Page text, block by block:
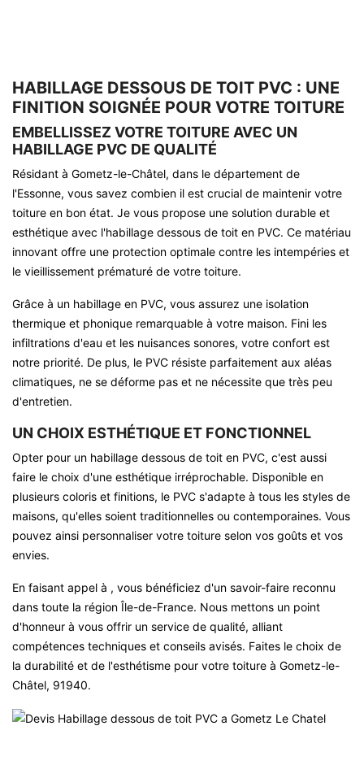
HABILLAGE DESSOUS DE TOIT PVC : UNE
FINITION SOIGNÉE POUR VOTRE TOITURE
EMBELLISSEZ VOTRE TOITURE AVEC UN
HABILLAGE PVC DE QUALITÉ
Résidant à Gometz-le-Châtel, dans le département de
l'Essonne, vous savez combien il est crucial de maintenir votre
toiture en bon état. Je vous propose une solution durable et
esthétique avec l'habillage dessous de toit en PVC. Ce matériau
innovant offre une protection optimale contre les intempéries et
le vieillissement prématuré de votre toiture.
Grâce à un habillage en PVC, vous assurez une isolation
thermique et phonique remarquable à votre maison. Fini les
infiltrations d'eau et les nuisances sonores, votre confort est
notre priorité. De plus, le PVC résiste parfaitement aux aléas
climatiques, ne se déforme pas et ne nécessite que très peu
d'entretien.
UN CHOIX ESTHÉTIQUE ET FONCTIONNEL
Opter pour un habillage dessous de toit en PVC, c'est aussi
faire le choix d'une esthétique irréprochable. Disponible en
plusieurs coloris et finitions, le PVC s'adapte à tous les styles de
maisons, qu'elles soient traditionnelles ou contemporaines. Vous
pouvez ainsi personnaliser votre toiture selon vos goûts et vos
envies.
En faisant appel à , vous bénéficiez d'un savoir-faire reconnu
dans toute la région Île-de-France. Nous mettons un point
d'honneur à vous offrir un service de qualité, alliant
compétences techniques et conseils avisés. Faites le choix de
la durabilité et de l'esthétisme pour votre toiture à Gometz-le-
Châtel, 91940.